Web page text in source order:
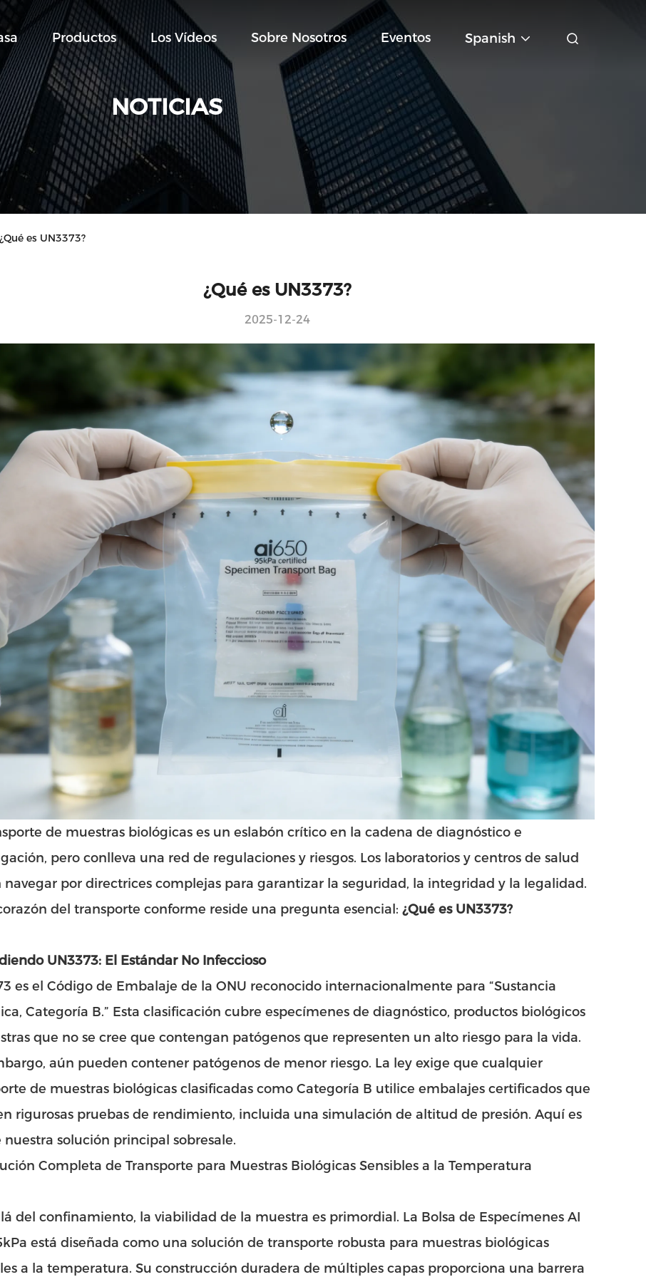
Productos Los Vídeos Sobre Nosotros Eventos Spanish
NOTICIAS
es UN3373?
¿Qué es UN3373?
2025-12-24
de muestras biológicas es un eslabón crítico en la cadena de diagnóstico e
pero conlleva una red de regulaciones y riesgos. Los laboratorios y centros de salud
navegar por directrices complejas para garantizar la seguridad, la integridad y la legalidad.
del transporte conforme reside una pregunta esencial: ¿Qué es UN3373?
UN3373: El Estándar No Infeccioso
es el Código de Embalaje de la ONU reconocido internacionalmente para “Sustancia
Categoría B.” Esta clasificación cubre especímenes de diagnóstico, productos biológicos
que no se cree que contengan patógenos que representen un alto riesgo para la vida.
aún pueden contener patógenos de menor riesgo. La ley exige que cualquier
de muestras biológicas clasificadas como Categoría B utilice embalajes certificados que
rigurosas pruebas de rendimiento, incluida una simulación de altitud de presión. Aquí es
nuestra solución principal sobresale.
Completa de Transporte para Muestras Biológicas Sensibles a la Temperatura
del confinamiento, la viabilidad de la muestra es primordial. La Bolsa de Especímenes AI
está diseñada como una solución de transporte robusta para muestras biológicas
a la temperatura. Su construcción duradera de múltiples capas proporciona una barrera